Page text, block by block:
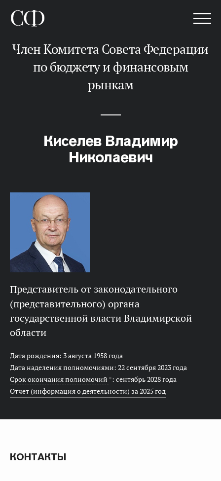
Член Комитета Совета Федерации
по бюджету и финансовым
рынкам
Киселев Владимир
Николаевич
представитель от законодательного
(представительного) органа
государственной власти Владимирской
области
Дата рождения: 3 августа 1958 года
Дата наделения полномочиями: 22 сентября 2023 года
Срок окончания полномочий *: сентябрь 2028 года
Отчет (информация о деятельности) за 2025 год
КОНТАКТЫ